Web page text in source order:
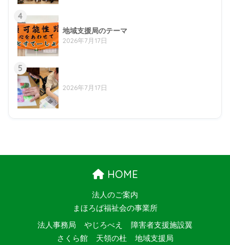
4
地域支援局のテーマ
2026年7月17日
5
2026年7月17日
HOME
法人のご案内
まほろば福祉会の事業所
法人事務局 やじろべえ
障害者支援施設翼
さくら館
天領の杜 地域支援局